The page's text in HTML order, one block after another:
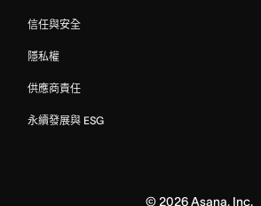
信任與安全
隱私權
供應商責任
永續發展與 ESG
©2026Asana, Inc.